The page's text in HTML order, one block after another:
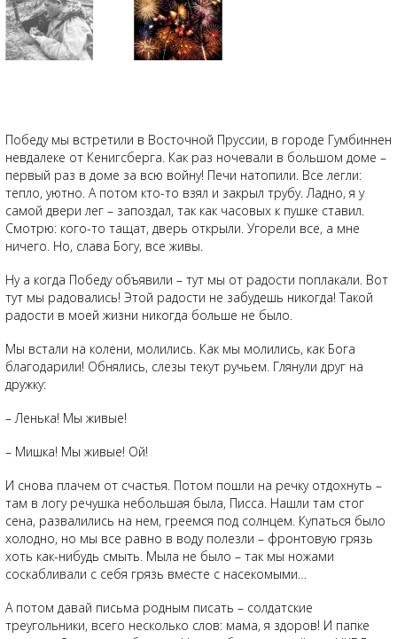
Победу мы встретили в Восточной Пруссии, в городе Гумбиннен
невдалеке от Кенигсберга. Как раз ночевали в большом доме –
первый раз в доме за всю войну! Печи натопили. Все легли:
тепло, уютно. А потом кто-то взял и закрыл трубу. Ладно, я у
самой двери лег – запоздал, так как часовых к пушке ставил.
Смотрю: кого-то тащат, дверь открыли. Угорели все, а мне
ничего. Но, слава Богу, все живы.
Ну а когда Победу объявили – тут мы от радости поплакали. Вот
тут мы радовались! Этой радости не забудешь никогда! Такой
радости в моей жизни никогда больше не было.
Мы встали на колени, молились. Как мы молились, как Бога
благодарили! Обнялись, слезы текут ручьем. Глянули друг на
дружку:
– Ленька! Мы живые!
– Мишка! Мы живые! Ой!
И снова плачем от счастья. Потом пошли на речку отдохнуть –
там в логу речушка небольшая была, Писса. Нашли там стог
сена, развалились на нем, греемся под солнцем. Купаться было
холодно, но мы все равно в воду полезли – фронтовую грязь
хоть как-нибудь смыть. Мыла не было – так мы ножами
соскабливали с себя грязь вместе с насекомыми…
А потом давай письма родным писать – солдатские
треугольники, всего несколько слов: мама, я здоров! И папке